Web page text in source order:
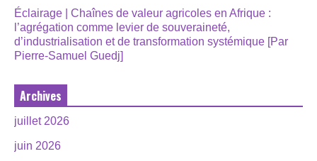
Éclairage | Chaînes de valeur agricoles en Afrique :
l’agrégation comme levier de souveraineté,
d’industrialisation et de transformation systémique [Par
Pierre-Samuel Guedj]
Archives
juillet 2026
juin 2026